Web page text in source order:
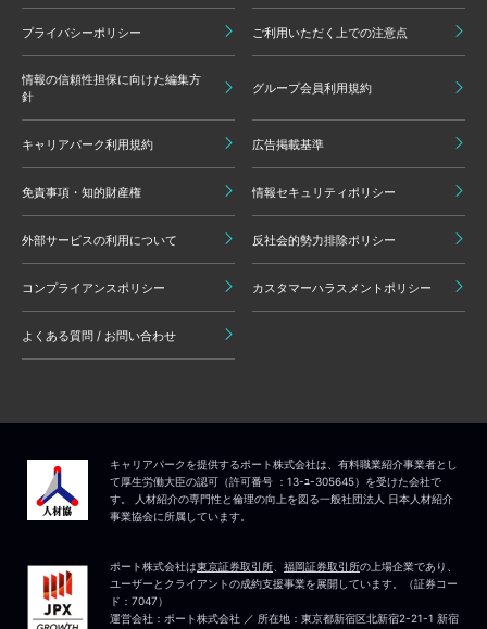
プライバシーポリシー ご利用いただく上での注意点
情報の信頼性担保に向けた編集方
針
グループ会員利用規約
キャリアパーク利用規約 広告掲載基準
免責事項・知的財産権 情報セキュリティポリシー
外部サービスの利用について 反社会的勢力排除ポリシー
コンプライアンスポリシー カスタマーハラスメントポリシー
よくある質問 / お問い合わせ